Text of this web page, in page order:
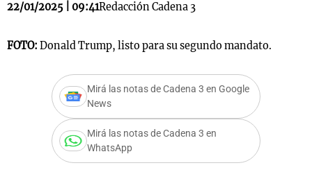
22/01/2025 | 09:41Redacción Cadena 3
FOTO: Donald Trump, listo para su segundo mandato.
Mirá las notas de Cadena 3 en Google
News
Mirá las notas de Cadena 3 en
WhatsApp